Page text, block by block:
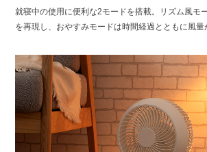
就寝中の使用に便利な2モードを搭載。リズム風モ
を再現し、おやすみモードは時間経過とともに風量